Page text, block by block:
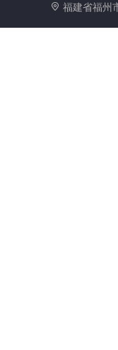
福建省福州